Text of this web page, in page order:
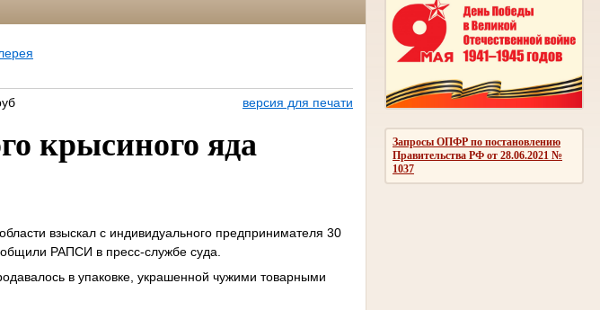
Запросы ОПФР по постановлению
Правительства РФ от 28.06.2021 №
1037
версия для печати
крысиного яда
взыскал с индивидуального предпринимателя 30
РАПСИ в пресс-службе суда.
в упаковке, украшенной чужими товарными